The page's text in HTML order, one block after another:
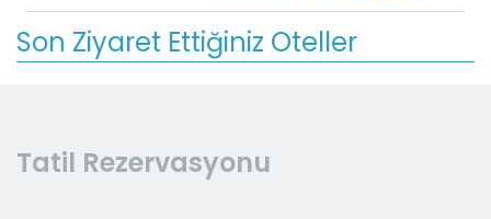
Son Ziyaret Ettiğiniz Oteller
Tatil Rezervasyonu